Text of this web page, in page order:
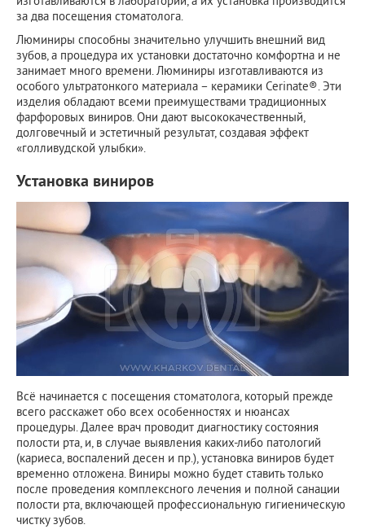
за два посещения стоматолога.
Люминиры способны значительно улучшить внешний вид
зубов, а процедура их установки достаточно комфортна и не
занимает много времени. Люминиры изготавливаются из
особого ультратонкого материала – керамики Cerinate®. Эти
изделия обладают всеми преимуществами традиционных
фарфоровых виниров. Они дают высококачественный,
долговечный и эстетичный результат, создавая эффект
«голливудской улыбки».
Установка виниров
Всё начинается с посещения стоматолога, который прежде
всего расскажет обо всех особенностях и нюансах
процедуры. Далее врач проводит диагностику состояния
полости рта, и, в случае выявления каких-либо патологий
(кариеса, воспалений десен и пр.), установка виниров будет
временно отложена. Виниры можно будет ставить только
после проведения комплексного лечения и полной санации
полости рта, включающей профессиональную гигиеническую
чистку зубов.